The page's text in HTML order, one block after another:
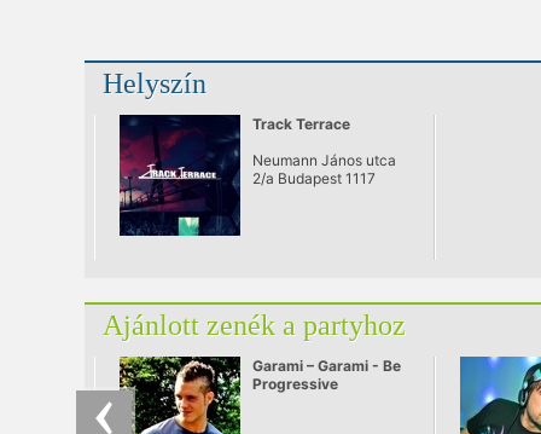
Helyszín
Track Terrace
Neumann János utca
2/a Budapest 1117
Ajánlott zenék a partyhoz
Garami – Garami - Be
Progressive